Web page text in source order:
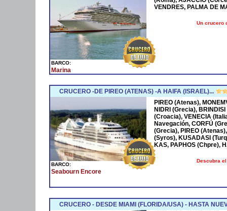
BARCO:
Marina
VENDRES, PALMA DE
Un crucero
CRUCERO -DE PIREO (ATENAS) -A HAIFA (ISRAEL)...
BARCO:
Seabourn Encore
PIREO (Atenas),
NIDRI (Grecia),
(Croacia), VENECIA
Navegación, CORFÚ
(Grecia), PIREO
(Syros), KUSADASI
KAS, PAPHOS (Chpre),
Descubra
CRUCERO - DESDE MIAMI (FLORIDA/USA) - HASTA